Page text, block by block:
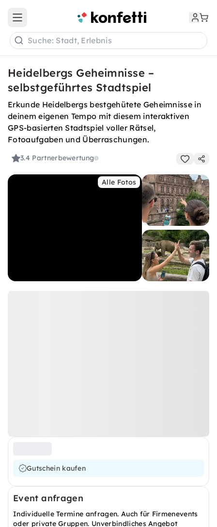
Open main menu
Suche: Stadt, Erlebnis
Heidelbergs Geheimnisse –
selbstgeführtes Stadtspiel
Erkunde Heidelbergs bestgehütete Geheimnisse in
deinem eigenen Tempo mit diesem interaktiven
GPS-basierten Stadtspiel voller Rätsel,
Fotoaufgaben und Überraschungen.
3.4 Partnerbewertung
Alle Fotos
Gutschein kaufen
Event anfragen
Individuelle Termine anfragen. Auch für Firmenevents
oder private Gruppen. Unverbindliches Angebot